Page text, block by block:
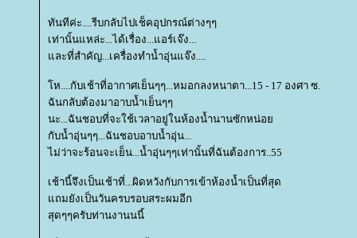
ทันทีค่ะ....รีบกลับไปเช็คอุปกรณ์ต่างๆๆ
เท่านั้นแหล่ะ...ได้เรื่อง...แอร์เจ๊ง...
ละที่สำคัญ...เครื่องทำน้ำอุ่นแจ๊ง....
ห....กับเช้าที่อากาศเย็นๆๆ...หมอกลงหนาตา...15 - 17 องศา ซ.
ฉันกลับต้องมาอาบน้ำเย็นๆๆ
นะ...ฉันชอบที่จะใช้เวลาอยู่ในห้องน้ำนานซักหน่อ
กับน้ำอุ่นๆๆ...ฉันชอบอาบน้ำอุ่น...
ไม่ว่าจะร้อนจะเย็น...น้ำอุ่นๆๆเท่านั้นที่ฉันต้องการ..55
เช้านี้จึงเป็นเช้าที่...ผิดหวังกับการเข้าห้องน้ำเป็นที่สุด
ถมยังเป็นวันครบรอบสระผมอีก
สุดๆๆครับท่านงานนนี้